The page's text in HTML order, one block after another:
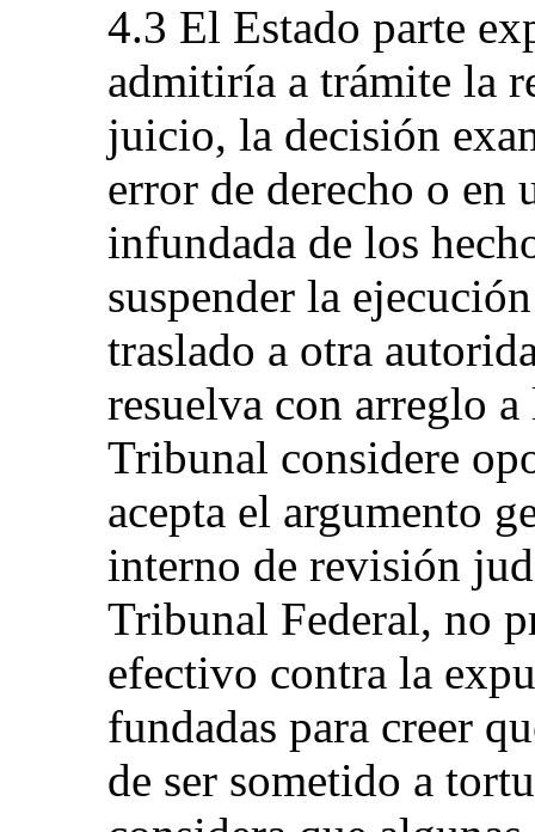
4.3 El Estado parte
admitiría a trámite la
juicio, la decisión
error de derecho o en
infundada de los
suspender la
traslado a otra
resuelva con arreglo
Tribunal considere
acepta el argumento
interno de revisión
Tribunal Federal, no
efectivo contra la
fundadas para creer
de ser sometido a